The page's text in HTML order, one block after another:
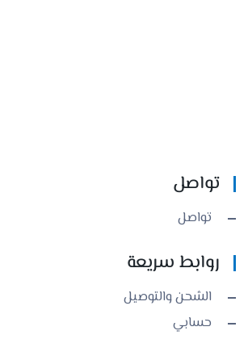
تواصل
تواصل
روابط سريعة
الشحن والتوصيل
حسابي